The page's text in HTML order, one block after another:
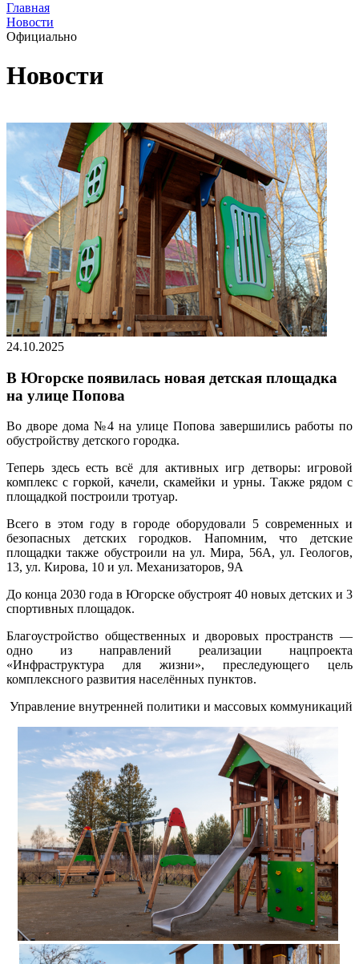
Главная
Новости
Официально
Новости
24.10.2025
В Югорске появилась новая детская площадка
на улице Попова
Во дворе дома №4 на улице Попова завершились работы по
обустройству детского городка.
Теперь здесь есть всё для активных игр детворы: игровой
комплекс с горкой, качели, скамейки и урны. Также рядом с
площадкой построили тротуар.
Всего в этом году в городе оборудовали 5 современных и
безопасных детских городков. Напомним, что детские
площадки также обустроили на ул. Мира, 56А, ул. Геологов,
13, ул. Кирова, 10 и ул. Механизаторов, 9А
До конца 2030 года в Югорске обустроят 40 новых детских и 3
спортивных площадок.
Благоустройство общественных и дворовых пространств —
одно из направлений реализации нацпроекта
«Инфраструктура для жизни», преследующего цель
комплексного развития населённых пунктов.
Управление внутренней политики и массовых коммуникаций